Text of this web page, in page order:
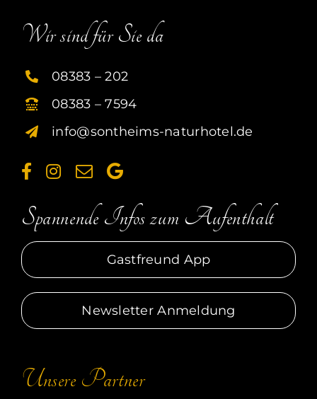
Wir sind für Sie da
08383 – 202
08383 – 7594
info@sontheims-naturhotel.de
Spannende Infos zum Aufenthalt
Gastfreund App
Newsletter Anmeldung
Unsere Partner